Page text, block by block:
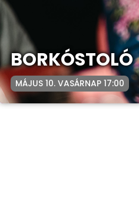
BORKÓSTOLÓ
MÁJUS 10. VASÁRNAP 17:00